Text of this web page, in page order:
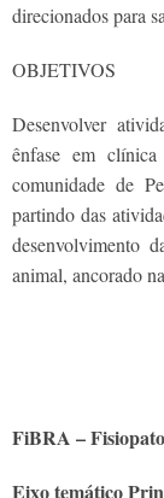
direcionados para
OBJETIVOS
Desenvolver
ênfase em
comunidade de
partindo das
desenvolvimento
animal, ancorado
FiBRA –
Eixo temático